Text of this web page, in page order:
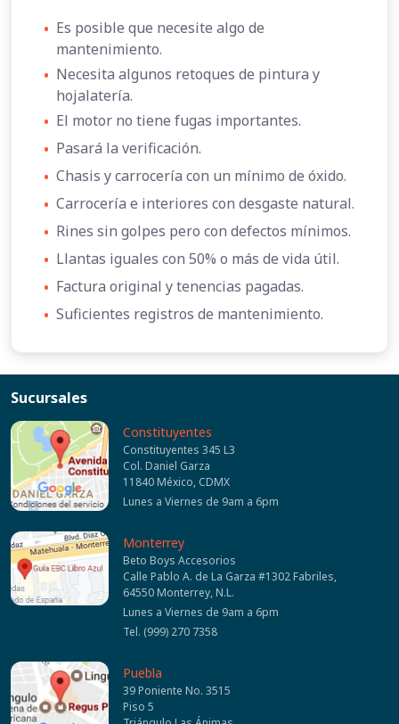
• Es posible que necesite algo de
mantenimiento.
• Necesita algunos retoques de pintura y
hojalatería.
• El motor no tiene fugas importantes.
• Pasará la verificación.
• Chasis y carrocería con un mínimo de óxido.
• Carrocería e interiores con desgaste natural.
• Rines sin golpes pero con defectos mínimos.
• Llantas iguales con 50% o más de vida útil.
• Factura original y tenencias pagadas.
• Suficientes registros de mantenimiento.
Sucursales
Constituyentes
Constituyentes 345 L3
Col. Daniel Garza
11840 México, CDMX
Lunes a Viernes de 9am a 6pm
Monterrey
Beto Boys Accesorios
Calle Pablo A. de La Garza #1302 Fabriles,
64550 Monterrey, N.L.
Lunes a Viernes de 9am a 6pm
Tel. (999) 270 7358
Puebla
39 Poniente No. 3515
Piso 5